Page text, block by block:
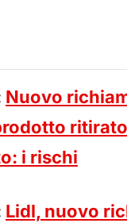
Nuovo
i rischi
Lidl, nuovo